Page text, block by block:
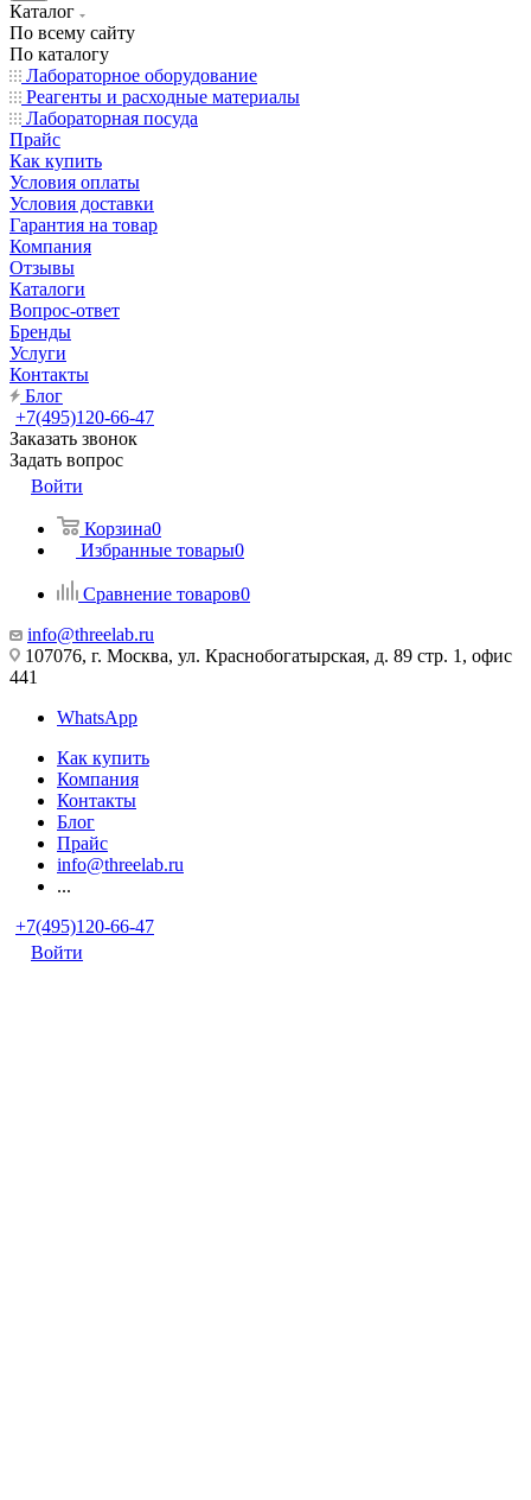
Каталог
По всему сайту
По каталогу
Лабораторное оборудование
Реагенты и расходные материалы
Лабораторная посуда
Прайс
Как купить
Условия оплаты
Условия доставки
Гарантия на товар
Компания
Отзывы
Каталоги
Вопрос-ответ
Бренды
Услуги
Контакты
Блог
+7(495)120-66-47
Заказать звонок
Задать вопрос
Войти
Корзина0
Избранные товары0
Сравнение товаров0
info@threelab.ru
107076, г. Москва, ул. Краснобогатырская, д. 89 стр. 1, офис
441
WhatsApp
Как купить
Компания
Контакты
Блог
Прайс
info@threelab.ru
...
+7(495)120-66-47
Войти